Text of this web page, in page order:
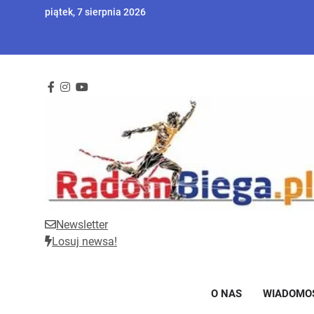
piątek, 7 sierpnia 2026
RadomBiega.pl
Radomski portal dla miłośników lekkoatletyki
Newsletter
Losuj newsa!
O NAS